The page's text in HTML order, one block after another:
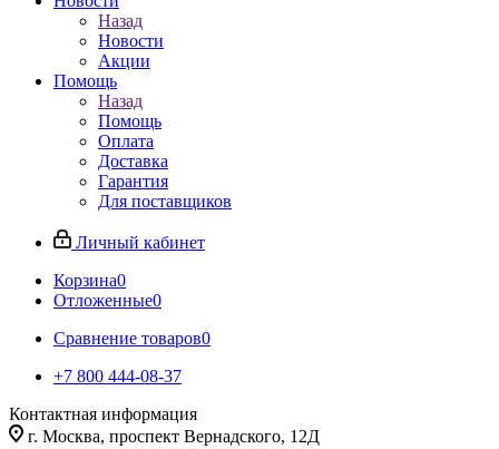
Назад
Новости
Акции
Помощь
Назад
Помощь
Оплата
Доставка
Гарантия
Для поставщиков
Личный кабинет
Корзина0
Отложенные0
Сравнение товаров0
+7 800 444-08-37
Контактная информация
г. Москва, проспект Вернадского, 12Д